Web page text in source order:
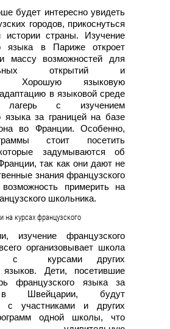
будет интересно увидеть
городов, прикоснуться
истории страны. Изучение
языка в Париже откроет
массу возможностей для
открытий и
Хорошую языковую
в языковой среде
лагерь с изучением
языка за границей на базе
во Франции. Особенно,
стоит посетить
задумываются об
так как они дают не
знания французского
примерить на
школьника.
изучение французского
организовывает школа
с курсами других
языков. Дети, посетившие
французского языка за
Швейцарии, будут
с участниками и других
одной школы, что